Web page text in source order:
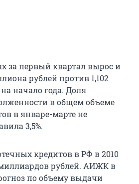
за первый квартал вырос и
рублей против 1,102
начало года. Доля
в общем объеме
в январе-марте не
3,5%.
кредитов в РФ в 2010
миллиардов рублей. АИЖК в
по объему выдачи